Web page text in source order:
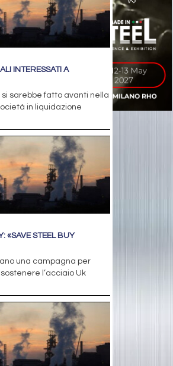
INTERESSATI A
si sarebbe fatto avanti nella
in liquidazione
«SAVE STEEL BUY
una campagna per
l’acciaio Uk